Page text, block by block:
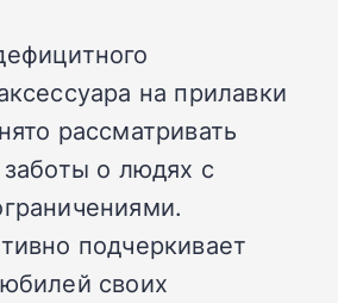
на прилавки
рассматривать
о людях с
подчеркивает
своих